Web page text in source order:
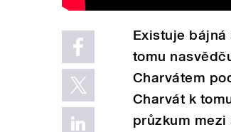
Existuje
tomu
Charvátem
Charvát k
průzkum